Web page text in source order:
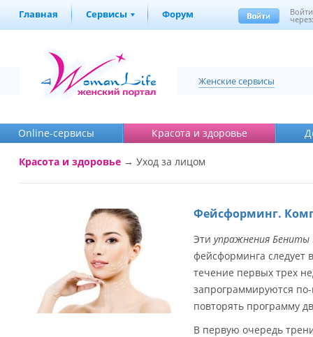
Главная Сервисы Форум Войти
Женские сервисы
Online-cервисы Красота и здоровье
Красота и здоровье → Уход за лицом
Фейсформинг.
Эти упражнения Бениты
фейсформинга следует
течение первых трех
запрограммируются
повторять программу
В первую очередь